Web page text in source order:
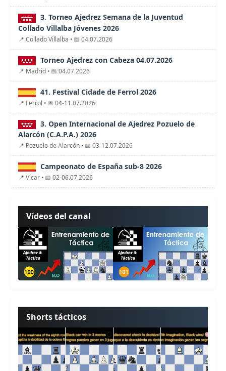
3. Torneo Ajedrez Semana de la Juventud
Collado Villalba Jóvenes 2026
📍 Collado Villalba • 📅 04.07.2026
Torneo Ajedrez con Cabeza 04.07.2026
📍 Madrid • 📅 04.07.2026
41. Festival Cidade de Ferrol 2026
📍 Ferrol • 📅 04-11.07.2026
3. Open Internacional de Ajedrez Pozuelo de
Alarcón (C.A.P.A.) 2026
📍 Pozuelo de Alarcón • 📅 03-12.07.2026
Campeonato de España sub-8 2026
📍 Vícar • 📅 02-06.07.2026
Vídeos del canal
Shorts tácticos